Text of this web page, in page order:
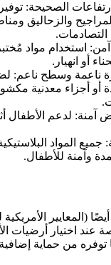
الصحيحة:
والزحاليق
التصادمات.
استخدام مواد
أو انهيار.
ناعمة وسطح ناعم:
أو أجزاء معدنية
آمنة: لدعم الأطفال
المواد
وآمنة للأطفال.
(المعايير الأمريكية
عند اختيار أرضيات
توفره من حماية